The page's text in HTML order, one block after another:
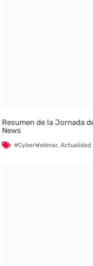
Resumen de la Jornada
News
#CyberWebinar,Actualidad